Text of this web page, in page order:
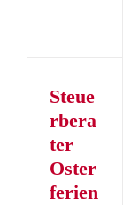
Steue
rbera
ter
Oster
ferien